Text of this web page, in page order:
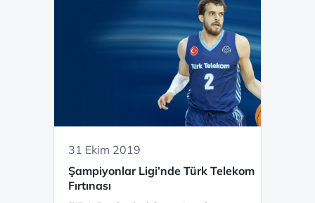
31 Ekim 2019
Şampiyonlar Ligi’nde Türk Telekom
Fırtınası